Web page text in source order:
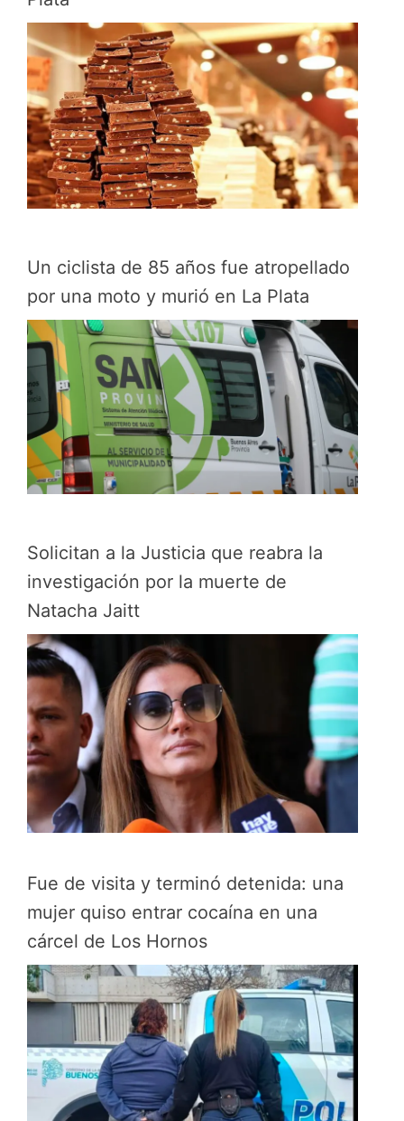
Un ciclista de 85 años fue atropellado
por una moto y murió en La Plata
Solicitan a la Justicia que reabra la
investigación por la muerte de
Natacha Jaitt
Fue de visita y terminó detenida: una
mujer quiso entrar cocaína en una
cárcel de Los Hornos